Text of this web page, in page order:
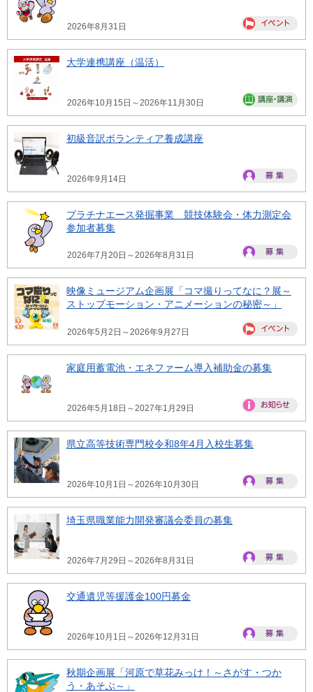
2026年8月31日
大学連携講座（温活）
2026年10月15日～2026年11月30日
初級音訳ボランティア養成講座
2026年9月14日
プラチナエース発掘事業 競技体験会・体力測定会
参加者募集
2026年7月20日～2026年8月31日
映像ミュージアム企画展「コマ撮りってなに？展～
ストップモーション・アニメーションの秘密～」
2026年5月2日～2026年9月27日
家庭用蓄電池・エネファーム導入補助金の募集
2026年5月18日～2027年1月29日
県立高等技術専門校令和8年4月入校生募集
2026年10月1日～2026年10月30日
埼玉県職業能力開発審議会委員の募集
2026年7月29日～2026年8月31日
交通遺児等援護金100円募金
2026年10月1日～2026年12月31日
秋期企画展「河原で草花みっけ！～さがす・つか
う・あそぶ～」